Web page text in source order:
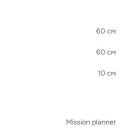
60 см
60 см
10 см
Mission planner